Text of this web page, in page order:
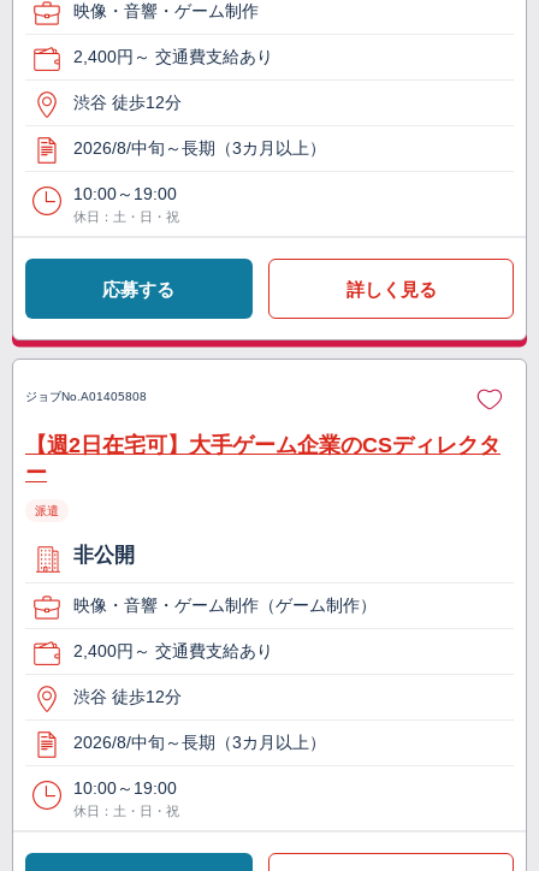
映像・音響・ゲーム制作
2,400円～ 交通費支給あり
渋谷 徒歩12分
2026/8/中旬～長期（3カ月以上）
10:00～19:00
休日：土・日・祝
応募する 詳しく見る
ジョブNo. A01405808
【週2日在宅可】大手ゲーム企業のCSディレクタ
ー
派遣
非公開
映像・音響・ゲーム制作（ゲーム制作）
2,400円～ 交通費支給あり
渋谷 徒歩12分
2026/8/中旬～長期（3カ月以上）
10:00～19:00
休日：土・日・祝